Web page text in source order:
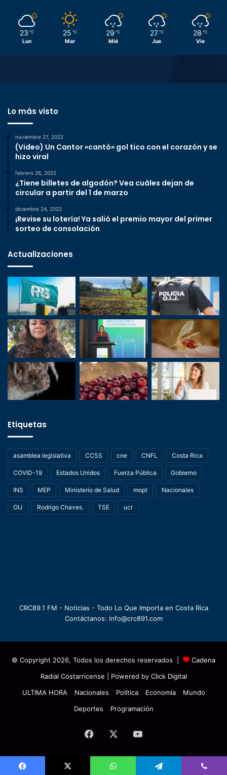
23 ℃
Lun
25 ℃
Mar
29 ℃
Mié
27 ℃
Jue
28 ℃
Vie
Lo más visto
noviembre 27, 2022
(Video) Un Cantor «cantó» gol tico con el corazón y se
hizo viral
febrero 26, 2022
¿Tiene billetes de algodón? Vea cuáles dejan de
circular a partir del 1 de marzo
diciembre 24, 2022
¡Revise su lotería! Ya salió el premio mayor del primer
sorteo de consolación
Actualizaciones
Etiquetas
asamblea legislativa CCSS cne CNFL Costa Rica
COVID-19 Estados Unidos Fuerza Pública Gobierno
INS MEP Ministerio de Salud mopt Nacionales
OIJ Rodrigo Chaves. TSE ucr
CRC89.1 FM - Noticias - Todo Lo Que Importa en Costa Rica
Contáctanos: info@crc891.com
© Copyright 2026, Todos los derechos reservados |
Cadena
Radial Costarricense | Powered by Click Digital
ULTIMA HORA
Nacionales Política Economía
Mundo
Deportes
Programación
Facebook YouTube